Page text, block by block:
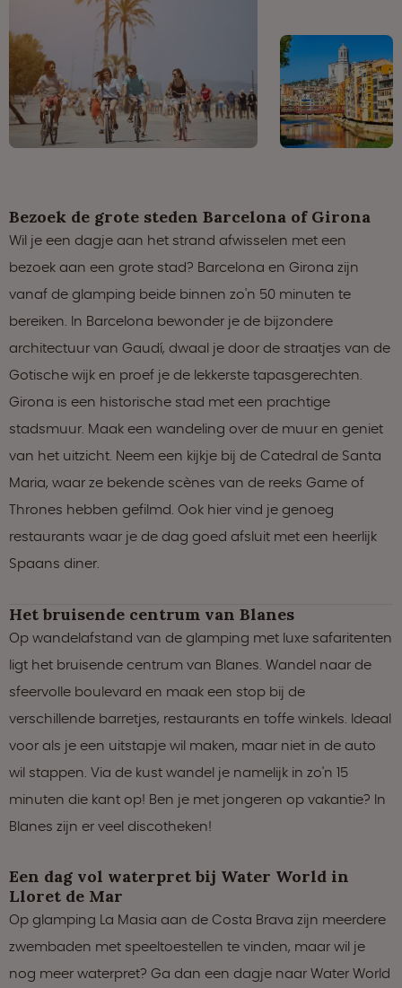
Bezoek de grote steden Barcelona of Girona
Wil je een dagje aan het strand afwisselen met een
bezoek aan een grote stad? Barcelona en Girona zijn
vanaf de glamping beide binnen zo'n 50 minuten te
bereiken. In Barcelona bewonder je de bijzondere
architectuur van Gaudí, dwaal je door de straatjes van de
Gotische wijk en proef je de lekkerste tapasgerechten.
Girona is een historische stad met een prachtige
stadsmuur. Maak een wandeling over de muur en geniet
van het uitzicht. Neem een kijkje bij de Catedral de Santa
Maria, waar ze bekende scènes van de reeks Game of
Thrones hebben gefilmd. Ook hier vind je genoeg
restaurants waar je de dag goed afsluit met een heerlijk
Spaans diner.
Het bruisende centrum van Blanes
Op wandelafstand van de glamping met luxe safaritenten
ligt het bruisende centrum van Blanes. Wandel naar de
sfeervolle boulevard en maak een stop bij de
verschillende barretjes, restaurants en toffe winkels. Ideaal
voor als je een uitstapje wil maken, maar niet in de auto
wil stappen. Via de kust wandel je namelijk in zo'n 15
minuten die kant op! Ben je met jongeren op vakantie? In
Blanes zijn er veel discotheken!
Een dag vol waterpret bij Water World in
Lloret de Mar
Op glamping La Masia aan de Costa Brava zijn meerdere
zwembaden met speeltoestellen te vinden, maar wil je
nog meer waterpret? Ga dan een dagje naar Water World